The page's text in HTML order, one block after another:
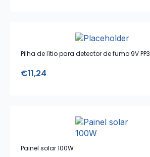
Pilha de lítio para detector de fumo 9V PP3
€11,24
Painel solar 100W